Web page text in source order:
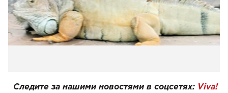
Следите за нашими новостями в соцсетях: Viva!